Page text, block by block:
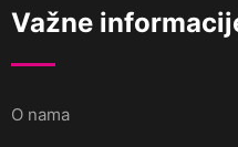
Važne
O nama